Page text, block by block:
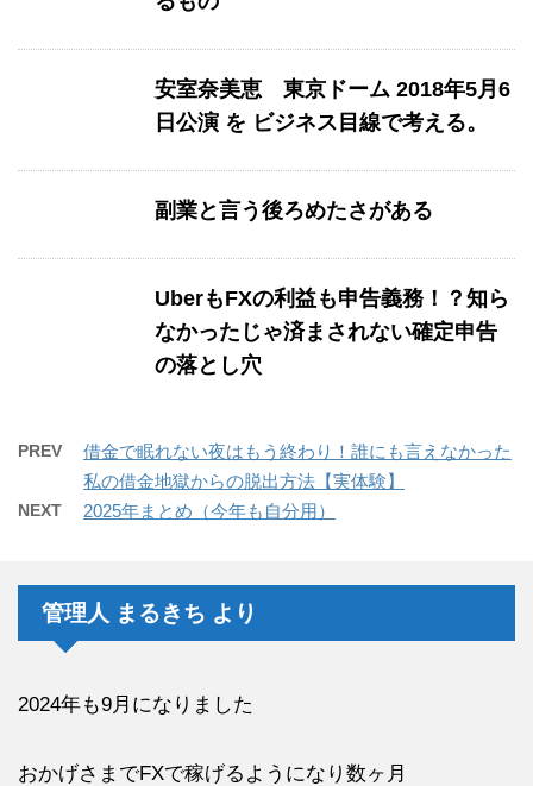
安室奈美恵 東京ドーム 2018年5月6
日公演 を ビジネス目線で考える。
副業と言う後ろめたさがある
UberもFXの利益も申告義務！？知ら
なかったじゃ済まされない確定申告
の落とし穴
PREV
借金で眠れない夜はもう終わり！誰にも言えなかった
私の借金地獄からの脱出方法【実体験】
NEXT 2025年まとめ（今年も自分用）
管理人 まるきち より
2024年も9月になりました
おかげさまでFXで稼げるようになり数ヶ月